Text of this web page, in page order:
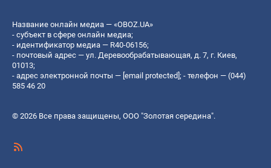
Название онлайн медиа — «OBOZ.UA»
- субъект в сфере онлайн медиа;
- идентификатор медиа — R40-06156;
- почтовый адрес — ул. Деревообрабатывающая, д. 7, г. Киев,
01013;
- адрес электронной почты — [email protected] ; - телефон — (044)
585 46 20
© 2026 Все права защищены, ООО "Золотая середина".